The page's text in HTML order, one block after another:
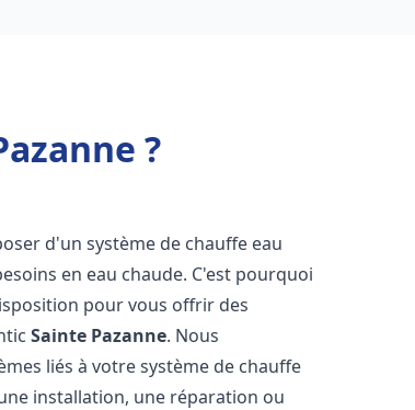
?
d'un système de chauffe eau
en eau chaude. C'est pourquoi
pour vous offrir des
Sainte Pazanne. Nous
liés à votre système de chauffe
installation, une réparation ou